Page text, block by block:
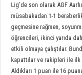
Lig’de son olarak AGF
müsabakadan 1-1 beraberlik
geçmesine rağmen,
öğrencileri, ikinci yarıda
etkili olmaya çalıştılar.
kapattılar ve rakipleri ile ilk
Aldıkları 1 puan ile 16